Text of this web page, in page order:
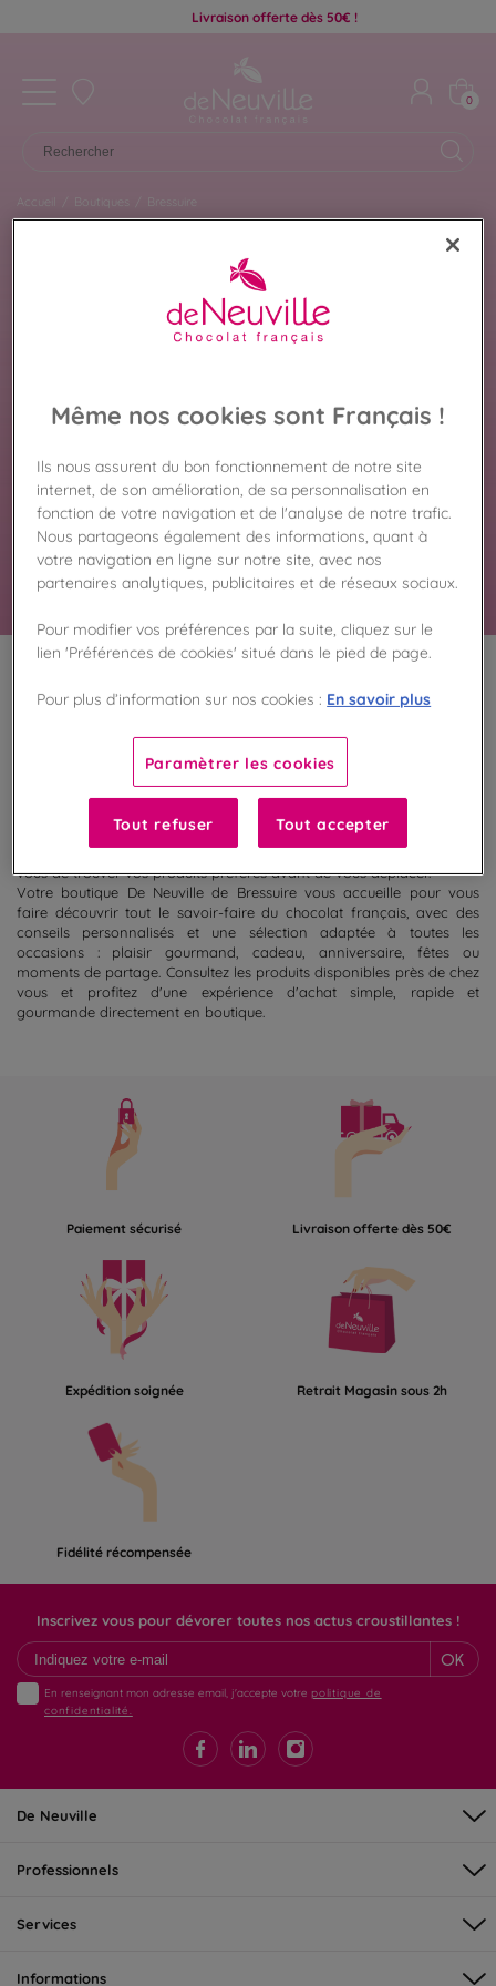
Livraison offerte dès 50€ !
0
Accueil Boutiques
BRESSUIRE
boutique De Neuville de Bressuire pour préparer
votre visite en toute sérénité. Coffrets cadeaux,
spécialités chocolatées et gourmandises vous
attendent en magasin.
En savoir plus
100
Fabriqué en France
Découvrez la sélection de chocolats actuellement disponibles dans
votre boutique De Neuville de Bressuire. Retrouvez en magasin nos
créations gourmandes prêtes à être dégustées ou offertes. Grâce à
la consultation des disponibilités, préparez votre visite et assurez-
vous de trouver vos produits préférés avant de vous déplacer.
Votre boutique De Neuville de Bressuire vous accueille pour vous
faire découvrir tout le savoir-faire du chocolat français, avec des
conseils personnalisés et une sélection adaptée à toutes les
occasions : plaisir gourmand, cadeau, anniversaire, fêtes ou
moments de partage. Consultez les produits disponibles près de chez
vous et profitez d'une expérience d'achat simple, rapide et
gourmande directement en boutique.
Paiement sécurisé Livraison offerte dès 50€
Expédition soignée Retrait Magasin sous 2h
Fidélité récompensée
Inscrivez vous pour dévorer toutes nos actus croustillantes !
OK
En renseignant mon adresse email, j'accepte votre politique de
confidentialité.
De Neuville
Professionnels
Services
Informations
Même nos cookies sont Français !
Ils nous assurent du bon fonctionnement de notre site
internet, de son amélioration, de sa personnalisation en
fonction de votre navigation et de l'analyse de notre trafic.
Nous partageons également des informations, quant à
votre navigation en ligne sur notre site, avec nos
partenaires analytiques, publicitaires et de réseaux sociaux.
Pour modifier vos préférences par la suite, cliquez sur le
lien 'Préférences de cookies' situé dans le pied de page.
Pour plus d’information sur nos cookies : En savoir plus
Paramètrer les cookies
Tout refuser Tout accepter